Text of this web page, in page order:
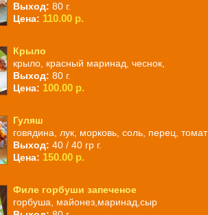
Выход: 80 г.
Цена: 110.00 р.
Крыло
крыло, красный маринад, чеснок,
Выход: 80 г.
Цена: 100.00 р.
Гуляш
говядина, лук, морковь, соль, перец, томат
Выход: 40 / 40 гр г.
Цена: 150.00 р.
Филе горбуши запеченое
горбуша, майонез,маринад,сыр